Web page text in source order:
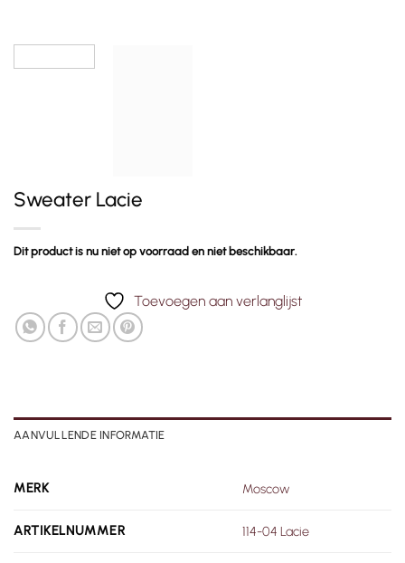
Sweater Lacie
Dit product is nu niet op voorraad en niet beschikbaar.
Toevoegen aan verlanglijst
AANVULLENDE INFORMATIE
MERK Moscow
ARTIKELNUMMER 114-04 Lacie